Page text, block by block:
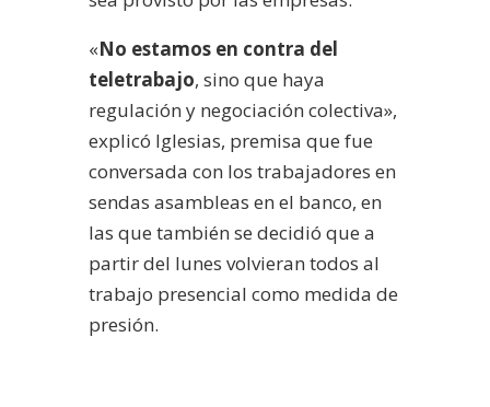
«No estamos en contra del
teletrabajo, sino que haya
regulación y negociación colectiva»,
explicó Iglesias, premisa que fue
conversada con los trabajadores en
sendas asambleas en el banco, en
las que también se decidió que a
partir del lunes volvieran todos al
trabajo presencial como medida de
presión.